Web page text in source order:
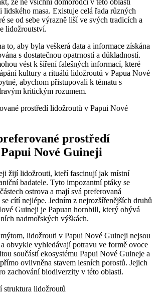
že ne⁣ všichni domorodci v této oblasti
masa. Existuje celá řada různých
se​ od sebe⁣ výrazně liší ve svých tradicích a
‌lidožroutství.
to, aby byla veškerá⁣ data a ‌informace ​získána
s dostatečnou opatrností a důkladností.
vést k šíření falešných‍ informací, které
kultury a rituálů lidožroutů ‌v Papua Nové
abychom přistupovali k tématu s
kritickým rozumem.
prostředí
Nové Guineji
žijí lidožrouti, kteří fascinují jak místní⁢
badatele. Tyto impozantní ptáky se
ostrova a‍ mají svá preferovaná
cítí nejlépe. ‍Jedním z nejrozšířenějších druhů⁢
Guineji je ⁤Papuan hornbill, který obývá
nadmořských výškách.
lidožrouti v⁤ Papui Nové Guineji nejsou
obvykle vyhledávají potravu ve ​formě ⁢ovoce
součástí ekosystému Papui Nové Guineje ⁢a
ovlivněna ‌stavem ​lesních porostů. Jejich
zachování biodiverzity v této oblasti.